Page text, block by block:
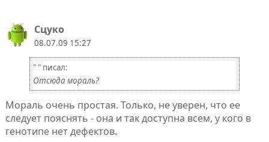
Сцуко
08.07.09 15:27
" " писал:
Отсюда мораль?
Мораль очень простая. Только, не уверен, что ее
следует пояснять - она и так доступна всем, у кого в
генотипе нет дефектов.